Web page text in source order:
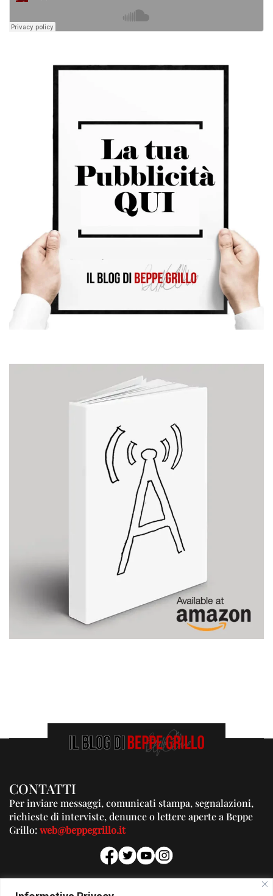
CONTATTI
Per inviare messaggi, comunicati stampa, segnalazioni,
richieste di interviste, denunce o lettere aperte a Beppe
Grillo:web@beppegrillo.it
PUBBLICITA'